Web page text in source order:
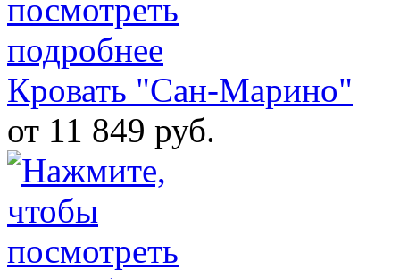
Кровать "Сан-Марино"
от 11 849 руб.